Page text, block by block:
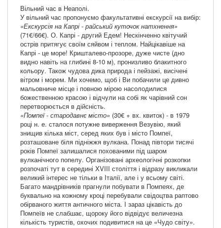
Вільний час в Неаполі.
У вільний час пропонуємо факультативні екскурсії на вибір:
«Екскурсія на Капрі - райський куточок натхнення»
(71€/66€). О. Капрі - другий Едем! Нескінченно квітучий
острів притягує своїм сяйвом і теплом. Найцікавіше на
Капрі - це море! Кришталево-прозоре, дуже чисте (дно
видно навіть на глибині 8-10 м), пронизливо блакитного
кольору. Також чудова дика природа і пейзажі, висічені
вітром і морем. Ми хочемо, щоб і Ви побачили це дивно
мальовниче місце і повною мірою насолодилися
божественною красою і відчули на собі як чарівний сон
перетворюється в дійсність.
«Помпеї - стародавнє місто» (30€ + вх. квиток) - в 1979
році н. е. сталося потужне виверження Везувію, який
знищив кілька міст, серед яких був і місто Помпеї,
розташоване біля підніжжя вулкана. Понад півтори тисячі
років Помпеї залишалися похованими під шаром
вулканічного попелу. Організовані археологічні розкопки
розпочаті тут в середині XVIII століття і відразу викликали
великий інтерес не тільки в Італії, але і у всьому світі.
Багато мандрівників прагнули побувати в Помпеях, де
буквально на кожному кроці перебували свідоцтва раптово
обірваного життя античного міста. І зараз цікавість до
Помпеїв не слабшає, щороку його відвідує величезна
кількість туристів, охочих подивитися на це «Чудо світу».